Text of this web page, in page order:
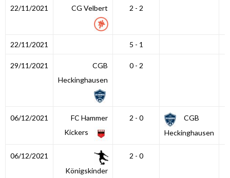
22/11/2021 CG Velbert 2 - 2
22/11/2021 5 - 1
29/11/2021
CGB
Heckinghausen
0 - 2
06/12/2021
FC Hammer
Kickers
2 - 0
CGB
Heckinghausen
06/12/2021
Königskinder
2 - 0